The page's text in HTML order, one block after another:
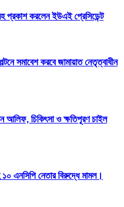
প্রকাশ করলেন ইউএই প্রেসিডেন্ট
সমাবেশ করবে জামায়াত নেতৃত্বাধীন
আলিফ, চিকিৎসা ও ক্ষতিপূরণ চাইল
১০ এনসিপি নেতার বিরুদ্ধে মামল।